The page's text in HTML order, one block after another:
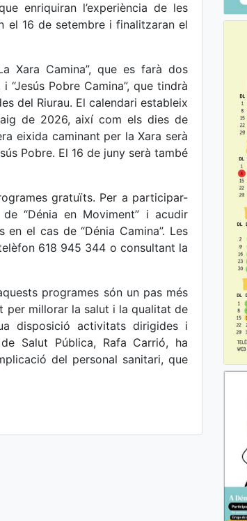
enriquiran l’experiència de les
el 16 de setembre i finalitzaran el
Xara Camina”, que es farà dos
Pobre Camina”, que tindrà
del Riurau. El calendari estableix
de 2026, així com els dies de
eixida caminant per la Xara serà
Pobre. El 16 de juny serà també
gratuïts. Per a participar-
“Dénia en Moviment” i acudir
el cas de “Dénia Camina”. Les
618 945 344 o consultant la
programes són un pas més
per millorar la salut i la qualitat de
disposició activitats dirigides i
Salut Pública, Rafa Carrió, ha
del personal sanitari, que